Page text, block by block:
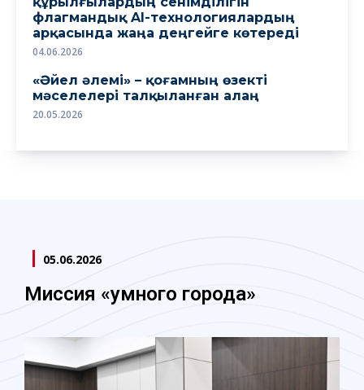
флагмандық AI-технологиялардың
арқасында жаңа деңгейге көтереді
04.06.2026
«Әйел әлемі» – қоғамның өзекті
мәселелері талқыланған алаң
20.05.2026